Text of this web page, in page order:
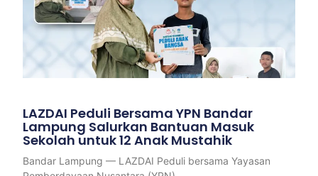
LAZDAI Peduli Bersama YPN Bandar
Lampung Salurkan Bantuan Masuk
Sekolah untuk 12 Anak Mustahik
Bandar Lampung — LAZDAI Peduli bersama Yayasan